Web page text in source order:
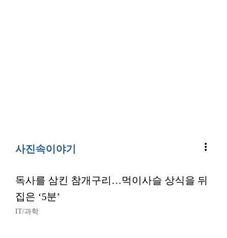
사진속이야기 more_vert
독사를 삼킨 참개구리…먹이사슬 상식을 뒤
집은 ‘5분’
IT/과학